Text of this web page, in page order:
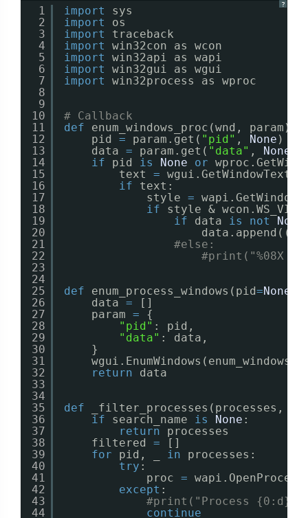
?
1
2
3
4
5
6
7
8
9
10
11
12
13
14
15
16
17
18
19
20
21
22
23
24
25
26
27
28
29
30
31
32
33
34
35
36
37
38
39
40
41
42
43
44
import
sys
import
os
import
traceback
import
win32con as wcon
import
win32api as wapi
import
win32gui as wgui
import
win32process as wproc
# Callback
def
enum_windows_proc(wnd, param):
pid = param.get( "pid" , None )
data = param.get( "data" , None
if
pid is None or
text =
if
text:
style =
if
style &
if
data is not None
#else:
#print("%08X -
def enum_process_windows(pid=None
data =
[]
param =
{
"pid" : pid,
"data" : data,
}
return
data
def
_filter_processes(processes,
if
search_name is None :
return
processes
filtered =
[]
for
pid, _ in
processes:
try :
proc =
except :
#print("Process {0:d}
continue